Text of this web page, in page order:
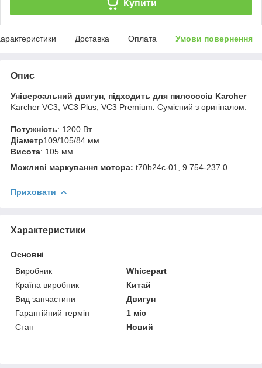
Купити
Доставка Оплата Умови повернення
Опис
Універсальний двигун, підходить для пилососів Karcher
Karcher VC3, VC3 Plus, VC3 Premium. Сумісний з оригіналом.
Потужність: 1200 Вт
Діаметр109/105/84 мм.
Висота: 105 мм
Можливі маркування мотора: t70b24c-01, 9.754-237.0
Приховати
Характеристики
Основні
Виробник
Whicepart
Країна виробник
Китай
Вид запчастини
Двигун
Гарантійний термін
1 міс
Стан
Новий